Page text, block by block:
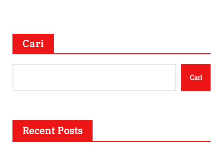
Cari
Cari
Recent Posts